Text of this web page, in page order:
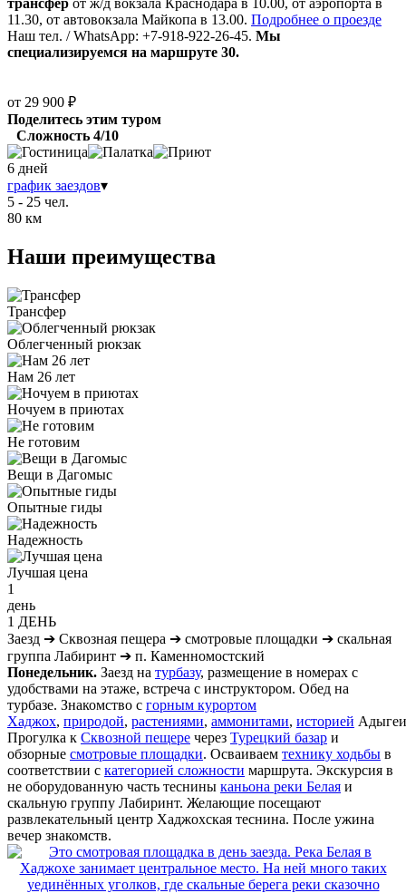
11.30, от автовокзала Майкопа в 13.00. Подробнее о проезде
Наш тел. / WhatsApp: +7-918-922-26-45. Мы
специализируемся на маршруте 30.
от 29 900 ₽
Поделитесь этим туром
Сложность 4/10
6 дней
график заездов▾
5 - 25 чел.
80 км
Наши преимущества
Трансфер
Облегченный рюкзак
Нам 26 лет
Ночуем в приютах
Не готовим
Вещи в Дагомыс
Опытные гиды
Надежность
Лучшая цена
1
день
1 ДЕНЬ
Заезд ➔ Сквозная пещера ➔ смотровые площадки ➔ скальная
группа Лабиринт ➔ п. Каменномостский
Понедельник. Заезд на турбазу, размещение в номерах с
удобствами на этаже, встреча с инструктором. Обед на
турбазе. Знакомство с горным курортом
Хаджох, природой, растениями, аммонитами, историей
Прогулка к Сквозной пещере через Турецкий базар и
обзорные смотровые площадки. Осваиваем технику ходьбы в
соответствии с категорией сложности маршрута. Экскурсия в
не оборудованную часть теснины каньона реки Белая и
скальную группу Лабиринт. Желающие посещают
развлекательный центр Хаджохская теснина. После ужина
вечер знакомств.